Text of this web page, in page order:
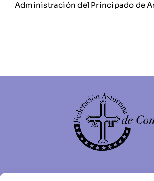
Administración del Principado de